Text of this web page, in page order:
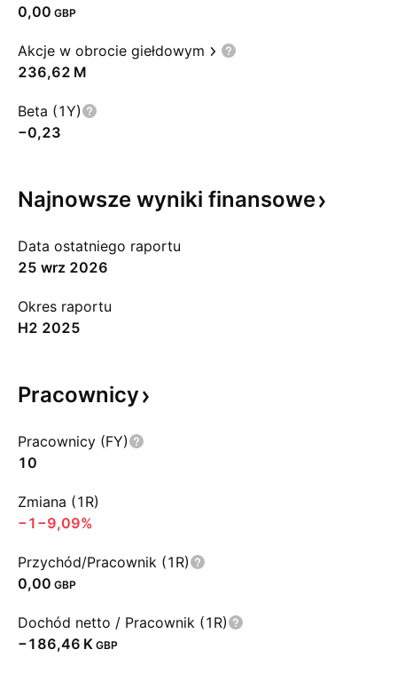
0,00 GBP
Akcje w obrocie giełdowym
‪236,62 M‬
Beta (1Y)
−0,23
Najnowsze wyniki finansowe
Data ostatniego raportu
25 wrz 2026
Okres raportu
H2 2025
Pracownicy
Pracownicy (FY)
10
Zmiana (1R)
−1 −9,09%
Przychód/Pracownik (1R)
0,00 GBP
Dochód netto / Pracownik (1R)
‪−186,46 K‬ GBP